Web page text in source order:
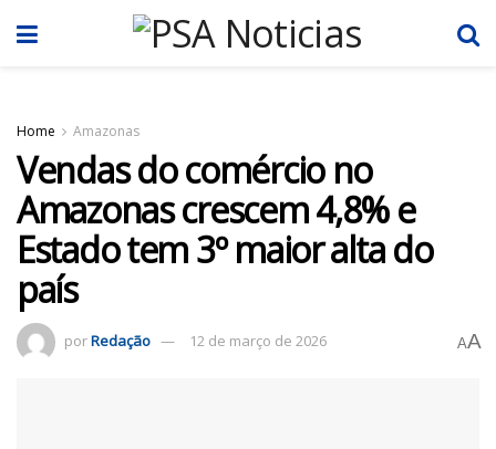
Home Amazonas
Vendas do comércio no
Amazonas crescem 4,8% e
Estado tem 3º maior alta do
país
porRedação 12 de março de 2026 AA